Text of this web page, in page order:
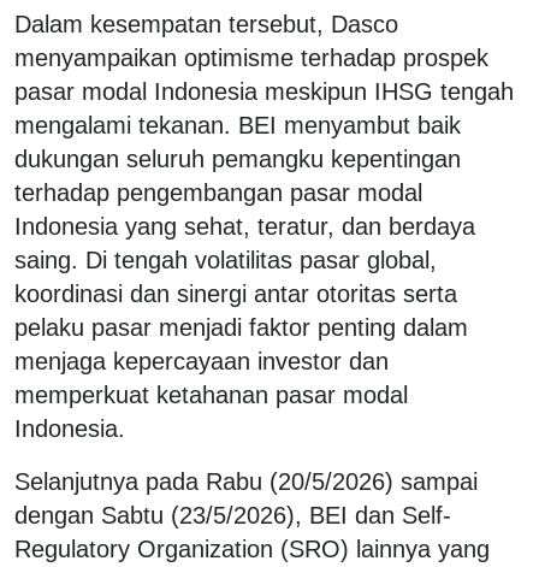
Dalam kesempatan tersebut, Dasco
menyampaikan optimisme terhadap prospek
pasar modal Indonesia meskipun IHSG tengah
mengalami tekanan. BEI menyambut baik
dukungan seluruh pemangku kepentingan
terhadap pengembangan pasar modal
Indonesia yang sehat, teratur, dan berdaya
saing. Di tengah volatilitas pasar global,
koordinasi dan sinergi antar otoritas serta
pelaku pasar menjadi faktor penting dalam
menjaga kepercayaan investor dan
memperkuat ketahanan pasar modal
Indonesia.
Selanjutnya pada Rabu (20/5/2026) sampai
dengan Sabtu (23/5/2026), BEI dan Self-
Regulatory Organization (SRO) lainnya yang